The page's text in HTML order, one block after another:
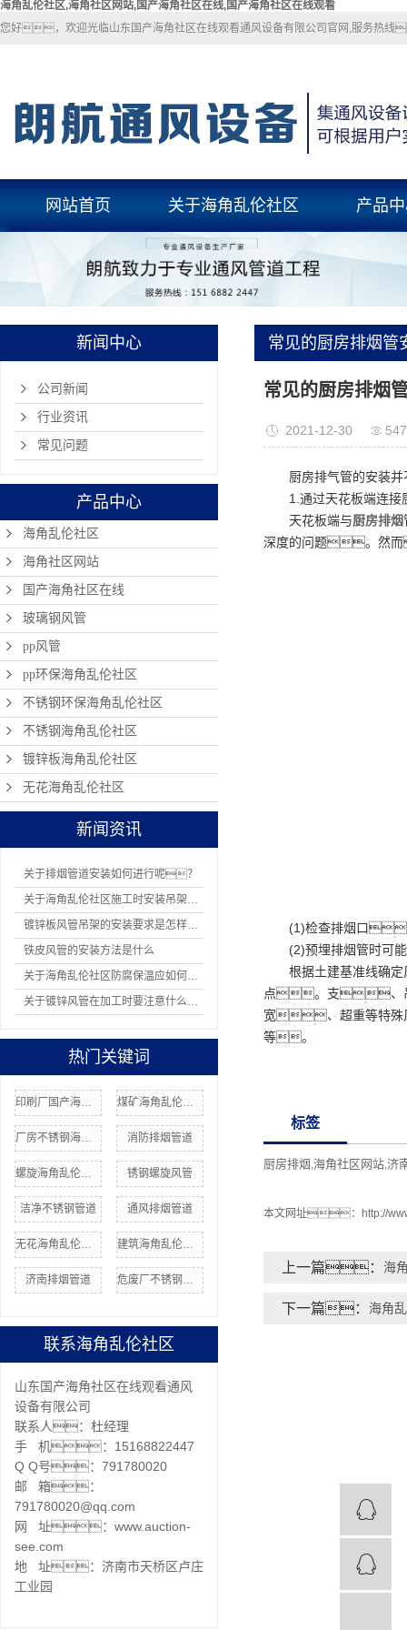
海角乱伦社区,海角社区网站,国产海角社区在线,国产海角社区在线观看
您好，欢迎光临山东国产海角社区在线观看通风设备有限公司官网,服务热
网站首页 关于海角乱伦社区
关于海角乱伦社区
产品
玻璃钢风
pp风管
新闻中心
公司新闻
行业资讯
常见问题
产品中心
海角乱伦社区
海角社区网站
国产海角社区在线
玻璃钢风管
pp风管
pp环保海角乱伦社区
不锈钢环保海角乱伦社区
不锈钢海角乱伦社区
镀锌板海角乱伦社区
无花海角乱伦社区
新闻资讯
关于排烟管道安装如何进行呢？
关于海角乱伦社区施工时安装吊架有哪8项规定
镀锌板风管吊架的安装要求是怎样的？
铁皮风管的安装方法是什么
关于海角乱伦社区防腐保温应如何操作
关于镀锌风管在加工时要注意什么问题
热门关键词
消防排烟管道
锈钢螺旋风管
洁净不锈钢管道 通风排烟管道
济南排烟管道
联系海角乱伦社区
山东国产海角社区在线观看通风
设备有限公司
联系人：杜经理
手 机：15168822447
Q Q号：791780020
邮 箱：
791780020@qq.com
网 址：www.auction-
see.com
地 址：济南市天桥区卢庄
工业园
常见的厨房排烟管
常见的厨房排烟
2021-12-30
厨房排气管的安装
1.通过天花板端连
天花板端与厨房排烟
深度的问题。然
(1)检查排烟口
(2)预埋排烟管时
根据土建基准线
点。支、吊
宽、超重等特殊
等。
标签
厨房排烟 海角社区网站 济
本文网址： http://
上一篇： 海
下一篇： 海角